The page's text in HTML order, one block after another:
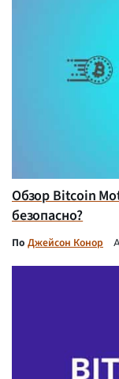
Обзор Bitcoin
безопасно?
По Джейсон Конор